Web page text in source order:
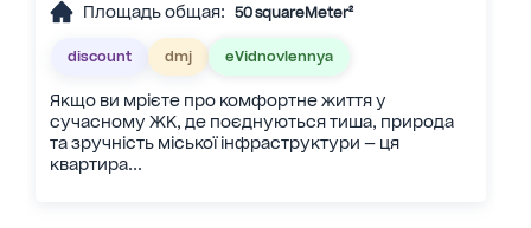
Площадь общая: 50 squareMeter²
discount dmj eVidnovlennya
Якщо ви мрієте про комфортне життя у
сучасному ЖК, де поєднуються тиша, природа
та зручність міської інфраструктури — ця
квартира...